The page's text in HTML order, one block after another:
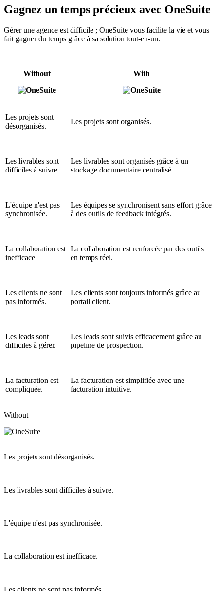
Gagnez un temps précieux avec OneSuite
Gérer une agence est difficile ; OneSuite vous facilite la vie et vous
fait gagner du temps grâce à sa solution tout-en-un.
Without With
Les projets sont
désorganisés.
Les projets sont organisés.
Les livrables sont
difficiles à suivre.
Les livrables sont organisés grâce à un
stockage documentaire centralisé.
L'équipe n'est pas
synchronisée.
Les équipes se synchronisent sans effort grâce
à des outils de feedback intégrés.
La collaboration est
inefficace.
La collaboration est renforcée par des outils
en temps réel.
Les clients ne sont
pas informés.
Les clients sont toujours informés grâce au
portail client.
Les leads sont
difficiles à gérer.
Les leads sont suivis efficacement grâce au
pipeline de prospection.
La facturation est
compliquée.
La facturation est simplifiée avec une
facturation intuitive.
Without
Les projets sont désorganisés.
Les livrables sont difficiles à suivre.
L'équipe n'est pas synchronisée.
La collaboration est inefficace.
Les clients ne sont pas informés.